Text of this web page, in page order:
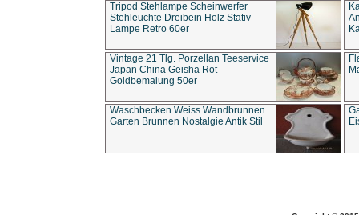
Tripod Stehlampe Scheinwerfer
Stehleuchte Dreibein Holz Stativ
Lampe Retro 60er
Vintage 21 Tlg. Porzellan Teeservice
Japan China Geisha Rot
Goldbemalung 50er
Waschbecken Weiss Wandbrunnen
Garten Brunnen Nostalgie Antik Stil